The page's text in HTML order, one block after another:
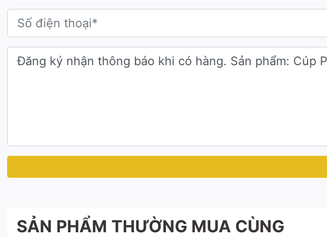
Ứng dụng đa dạng
Dùng làmcúp trao giải pickleball
Phù hợp làmcúp vinh danh pickleballtrong các sự kiện giao
Đa dạng chất liệu: cúp kim loại, cúp pha lê, cúp gỗ....
Xem thêm:
SẢN PHẨM THƯỜNG MUA CÙNG